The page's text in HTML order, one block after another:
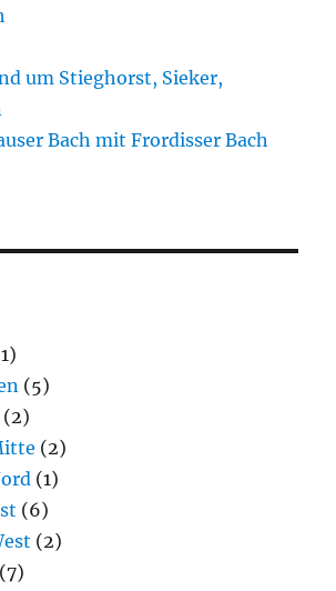
um Stieghorst, Sieker,
Bach mit Frordisser Bach
(5)
(2)
(2)
(1)
(6)
(2)
(7)